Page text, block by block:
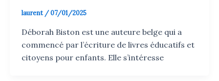
laurent /07/01/2025
Déborah Biston est une auteure belge qui a
commencé par l’écriture de livres éducatifs et
citoyens pour enfants. Elle s’intéresse